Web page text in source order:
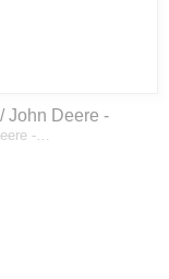
John Deere -
-…